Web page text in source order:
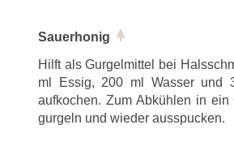
Sauerhonig
Hilft als Gurgelmittel bei
ml Essig, 200 ml Wasser und
aufkochen. Zum Abkühlen in
gurgeln und wieder ausspucken.